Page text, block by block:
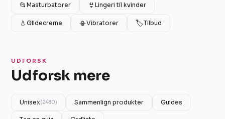
📂 Masturbatorer 👙 Lingeri til kvinder
💧 Glidecreme 📳Vibratorer 🏷️Tilbud
UDFORSK
Udforsk mere
Unisex(2480) Sammenlign produkter Guides